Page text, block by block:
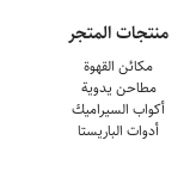
منتجات المتجر
مكائن القهوة
مطاحن يدوية
أكواب السيراميك
أدوات الباريستا